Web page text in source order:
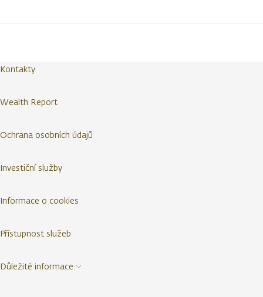
Kontakty
Wealth Report
Ochrana osobních údajů
Investiční služby
Informace o cookies
Přístupnost služeb
Důležité informace